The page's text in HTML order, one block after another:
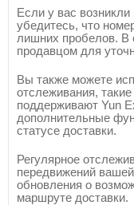
Если у вас
убедитесь, что
лишних пробелов. В
продавцом для
Вы также можете
отслеживания,
поддерживают Yun
дополнительные
статусе доставки.
Регулярное
передвижений
обновления о
маршруте доставки.